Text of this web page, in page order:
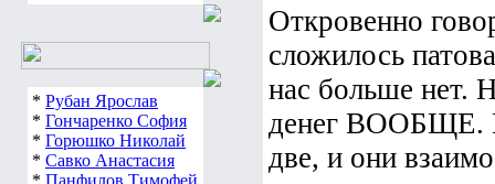
* Рубан Ярослав
* Гончаренко София
* Горюшко Николай
* Савко Анастасия
* Панфилов Тимофей
Откровенно
сложилось
нас больше нет.
денег ВООБЩЕ.
две, и они